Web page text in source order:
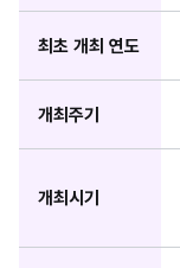
최초 개최 연도
개최주기
개최시기